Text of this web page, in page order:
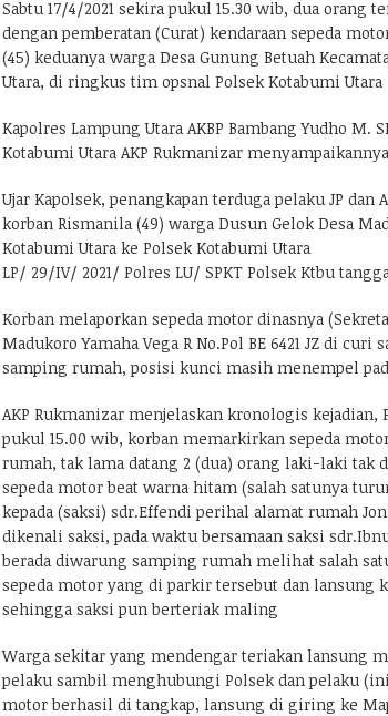
Sabtu 17/4/2021 sekira pukul 15.30 wib, dua orang
dengan pemberatan (Curat) kendaraan sepeda
(45) keduanya warga Desa Gunung Betuah
Utara, di ringkus tim opsnal Polsek Kotabumi Utara
Kapolres Lampung Utara AKBP Bambang Yudho M.
Kotabumi Utara AKP Rukmanizar
Ujar Kapolsek, penangkapan terduga pelaku JP dan
korban Rismanila (49) warga Dusun Gelok Desa
Kotabumi Utara ke Polsek Kotabumi Utara
LP/ 29/IV/ 2021/ Polres LU/ SPKT Polsek Ktbu
Korban melaporkan sepeda motor dinasnya
Madukoro Yamaha Vega R No.Pol BE 6421 JZ di curi
samping rumah, posisi kunci masih menempel
AKP Rukmanizar menjelaskan kronologis kejadian,
pukul 15.00 wib, korban memarkirkan sepeda
rumah, tak lama datang 2 (dua) orang laki-laki tak
sepeda motor beat warna hitam (salah satunya
kepada (saksi) sdr.Effendi perihal alamat rumah
dikenali saksi, pada waktu bersamaan saksi
berada diwarung samping rumah melihat salah
sepeda motor yang di parkir tersebut dan lansung
sehingga saksi pun berteriak maling
Warga sekitar yang mendengar teriakan lansung
pelaku sambil menghubungi Polsek dan pelaku
motor berhasil di tangkap, lansung di giring ke